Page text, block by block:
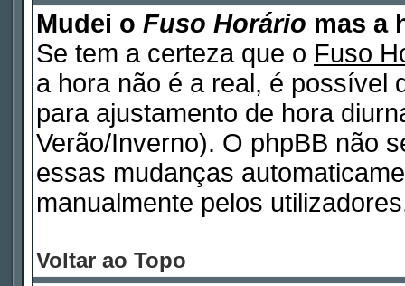
Mudei o Fuso Horário mas a
Se tem a certeza que o Fuso
a hora não é a real, é possível
para ajustamento de hora
Verão/Inverno). O phpBB não
essas mudanças
manualmente pelos
Voltar ao Topo